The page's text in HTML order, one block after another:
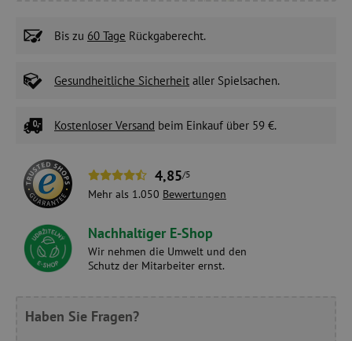
Bis zu 60 Tage Rückgaberecht.
Gesundheitliche Sicherheit aller Spielsachen.
Kostenloser Versand beim Einkauf über 59 €.
4,85/5
Mehr als 1.050 Bewertungen
Nachhaltiger E-Shop
Wir nehmen die Umwelt und den
Schutz der Mitarbeiter ernst.
Haben Sie Fragen?